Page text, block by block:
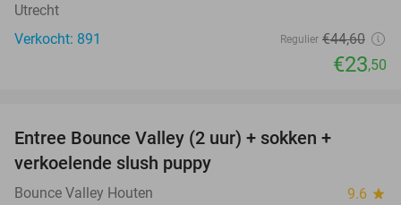
Utrecht
Verkocht: 891
Regulier €44,60
€23,50
Entree Bounce Valley (2 uur) + sokken +
verkoelende slush puppy
Bounce Valley Houten 9.6 star